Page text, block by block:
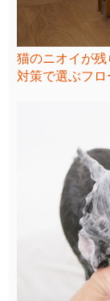
猫のニオイが
対策で選ぶフ